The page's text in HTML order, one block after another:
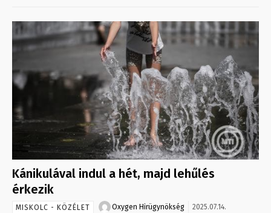
Kánikulával indul a hét, majd lehűlés
érkezik
MISKOLC - KÖZÉLET Oxygen Hirügynökség 2025.07.14.